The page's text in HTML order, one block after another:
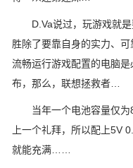
D.Va说过，玩游戏就是
胜除了要靠自身的实力、
流畅运行游戏配置的电脑
布，那么，联想拯救者…
当年一个电池容量仅为
上一个礼拜，所以配上5V
就能充满……